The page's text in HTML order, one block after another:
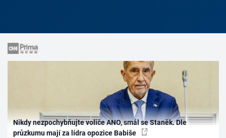
Nikdy nezpochybňujte voliče ANO, smál se Staněk. Dle
průzkumu mají za lídra opozice Babiše